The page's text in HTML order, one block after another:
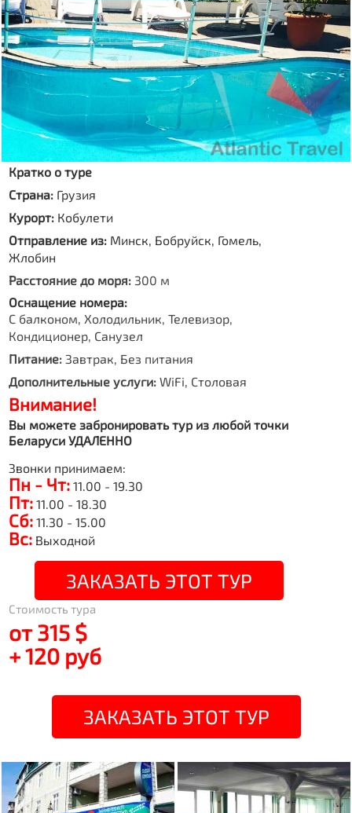
Кратко о туре
Страна: Грузия
Курорт: Кобулети
Отправление из: Минск, Бобруйск, Гомель,
Жлобин
Расстояние до моря: 300 м
Оснащение номера:
С балконом, Холодильник, Телевизор,
Кондиционер, Санузел
Питание: Завтрак, Без питания
Дополнительные услуги: WiFi, Столовая
Внимание!
Вы можете забронировать тур из любой точки
Беларуси УДАЛЕННО
Звонки принимаем:
Пн - Чт: 11.00 - 19.30
Пт: 11.00 - 18.30
Сб: 11.30 - 15.00
Вс: Выходной
ЗАКАЗАТЬ ЭТОТ ТУР
Стоимость тура
от 315 $
+ 120 руб
ЗАКАЗАТЬ ЭТОТ ТУР